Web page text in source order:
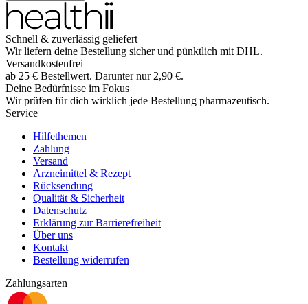
Schnell & zuverlässig geliefert
Wir liefern deine Bestellung sicher und pünktlich mit DHL.
Versandkostenfrei
ab 25 € Bestellwert. Darunter nur 2,90 €.
Deine Bedürfnisse im Fokus
Wir prüfen für dich wirklich jede Bestellung pharmazeutisch.
Service
Hilfethemen
Zahlung
Versand
Arzneimittel & Rezept
Rücksendung
Qualität & Sicherheit
Datenschutz
Erklärung zur Barrierefreiheit
Über uns
Kontakt
Bestellung widerrufen
Zahlungsarten